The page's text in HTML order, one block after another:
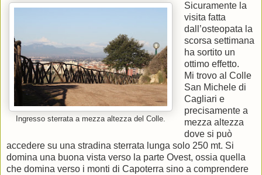
Ingresso sterrata a mezza altezza del Colle.
Sicuramente la
visita fatta
dall’osteopata la
scorsa settimana
ha sortito un
ottimo effetto.
Mi trovo al Colle
San Michele di
Cagliari e
precisamente a
mezza altezza
dove si può
accedere su una stradina sterrata lunga solo 250 mt. Si
domina una buona vista verso la parte Ovest, ossia quella
che domina verso i monti di Capoterra sino a comprendere